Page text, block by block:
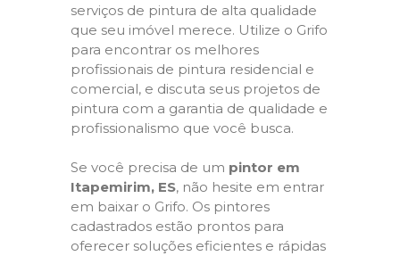
serviços de pintura de alta qualidade
que seu imóvel merece. Utilize o Grifo
para encontrar os melhores
profissionais de pintura residencial e
comercial, e discuta seus projetos de
pintura com a garantia de qualidade e
profissionalismo que você busca.
Se você precisa de um pintor em
Itapemirim, ES, não hesite em entrar
em baixar o Grifo. Os pintores
cadastrados estão prontos para
oferecer soluções eficientes e rápidas